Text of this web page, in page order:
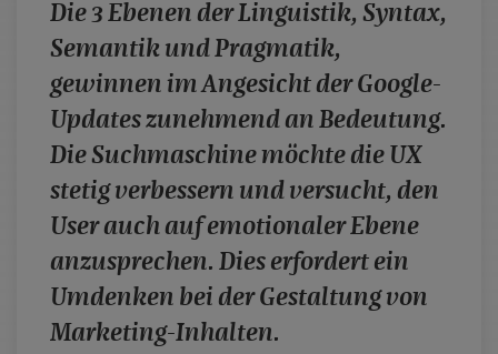
case studies
whitepaper
branchen
magazine
contact
Die 3 Ebenen der Linguistik, Syntax,
Semantik und Pragmatik,
gewinnen im Angesicht der Google-
Updates zunehmend an Bedeutung.
Die Suchmaschine möchte die UX
stetig verbessern und versucht, den
User auch auf emotionaler Ebene
anzusprechen. Dies erfordert ein
Umdenken bei der Gestaltung von
Marketing-Inhalten.